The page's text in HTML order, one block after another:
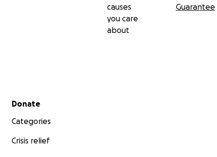
causes
you care
about
Guarantee
Secondary menu
Donate
Categories
Crisis relief